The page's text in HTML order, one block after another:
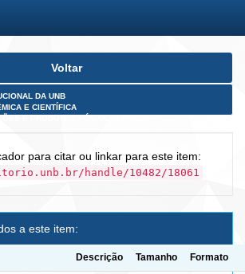
Voltar
DA UNB
E CIENTÍFICA
para citar ou linkar para este item:
handle/10482/18061
a este item:
Descrição Tamanho Formato